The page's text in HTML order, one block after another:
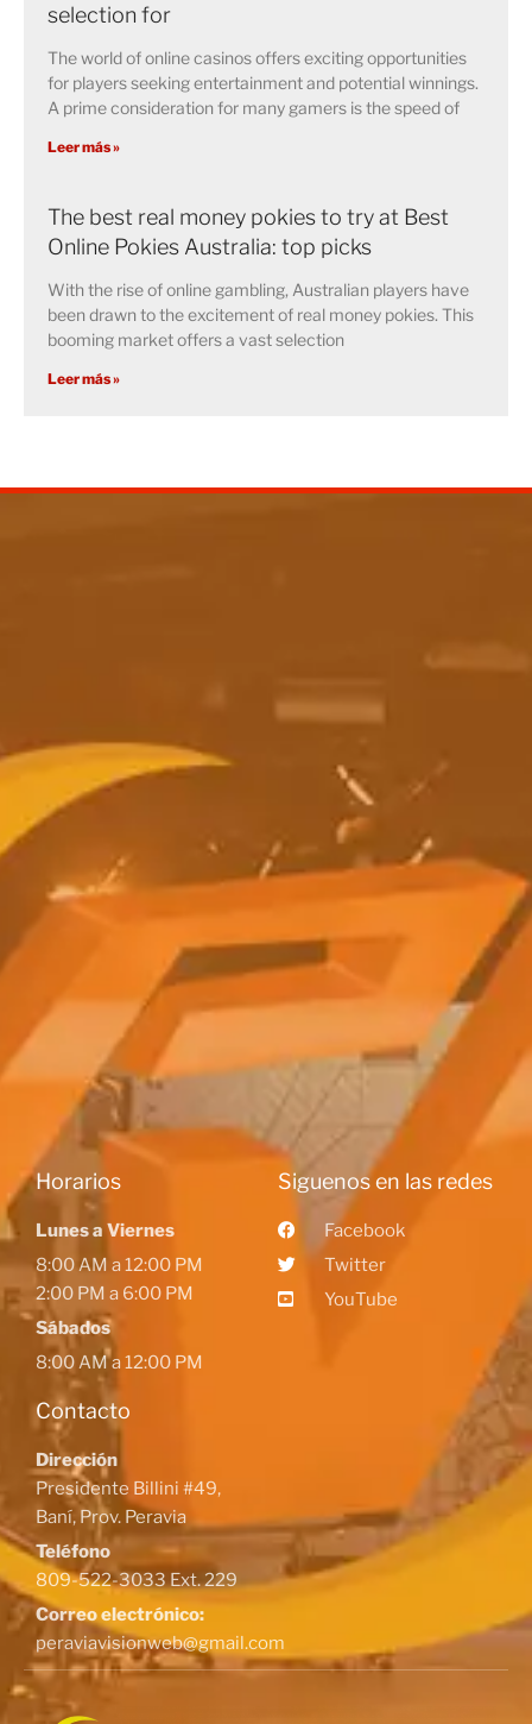
selection for
The world of online casinos offers exciting opportunities
for players seeking entertainment and potential winnings.
A prime consideration for many gamers is the speed of
Leer más »
The best real money pokies to try at Best
Online Pokies Australia: top picks
With the rise of online gambling, Australian players have
been drawn to the excitement of real money pokies. This
booming market offers a vast selection
Leer más »
Horarios
Lunes a Viernes
8:00 AM a 12:00 PM
2:00 PM a 6:00 PM
Sábados
8:00 AM a 12:00 PM
Contacto
Dirección
Presidente Billini #49,
Baní, Prov. Peravia
Teléfono
809-522-3033 Ext. 229
Correo electrónico:
peraviavisionweb@gmail.com
Siguenos en las redes
Facebook
Twitter
YouTube